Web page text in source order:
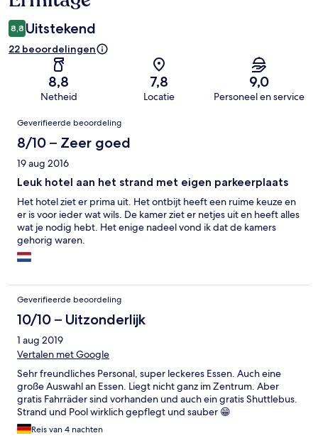
8,8 Uitstekend
22 beoordelingen
8,8
Netheid
7,8
Locatie
9,0
Personeel en service
Beoordelingen
Geverifieerde beoordeling
8/10 – Zeer goed
19 aug 2016
Leuk hotel aan het strand met eigen parkeerplaats
Het hotel ziet er prima uit. Het ontbijt heeft een ruime keuze en
er is voor ieder wat wils. De kamer ziet er netjes uit en heeft alles
wat je nodig hebt. Het enige nadeel vond ik dat de kamers
gehorig waren.
Geverifieerde beoordeling
10/10 – Uitzonderlijk
1 aug 2019
Vertalen met Google
Sehr freundliches Personal, super leckeres Essen. Auch eine
große Auswahl an Essen. Liegt nicht ganz im Zentrum. Aber
gratis Fahrräder sind vorhanden und auch ein gratis Shuttlebus.
Strand und Pool wirklich gepflegt und sauber 😁
Reis van 4 nachten